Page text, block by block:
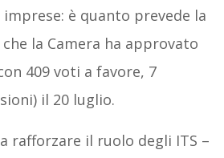
è quanto prevede la
che la Camera ha approvato
409 voti a favore, 7
il 20 luglio.
rafforzare il ruolo degli ITS –